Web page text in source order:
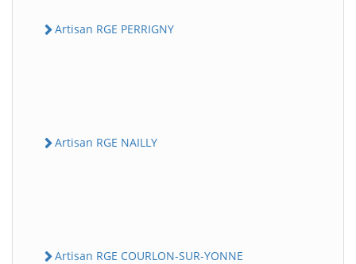
Artisan RGE PERRIGNY
Artisan RGE NAILLY
Artisan RGE COURLON-SUR-YONNE